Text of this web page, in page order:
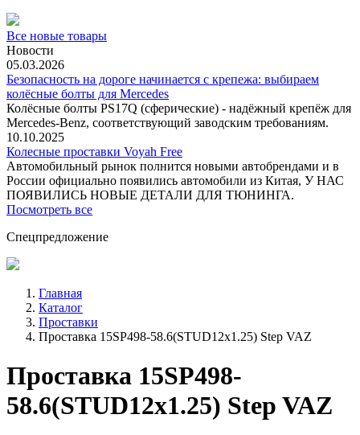
Все новые товары
Новости
05.03.2026
Безопасность на дороге начинается с крепежа: выбираем
колёсные болты для Mercedes
Колёсные болты PS17Q (сферические) - надёжный крепёж для
Mercedes‑Benz, соответствующий заводским требованиям.
10.10.2025
Колесные проставки Voyah Free
Автомобильный рынок полнится новыми автобрендами и в
России официально появились автомобили из Китая, У НАС
ПОЯВИЛИСЬ НОВЫЕ ДЕТАЛИ ДЛЯ ТЮНИНГА.
Посмотреть все
Спецпредложение
Главная
Каталог
Проставки
Проставка 15SP498-58.6(STUD12x1.25) Step VAZ
Проставка 15SP498-
58.6(STUD12x1.25) Step VAZ